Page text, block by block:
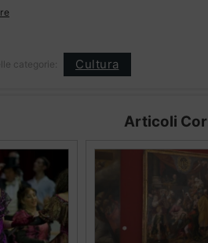
categorie: Cultura
Articoli